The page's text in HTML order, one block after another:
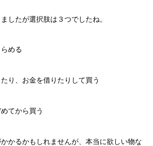
したが選択肢は３つでしたね。
める
り、お金を借りたりして買う
てから買う
かるかもしれませんが、本当に欲しい物な